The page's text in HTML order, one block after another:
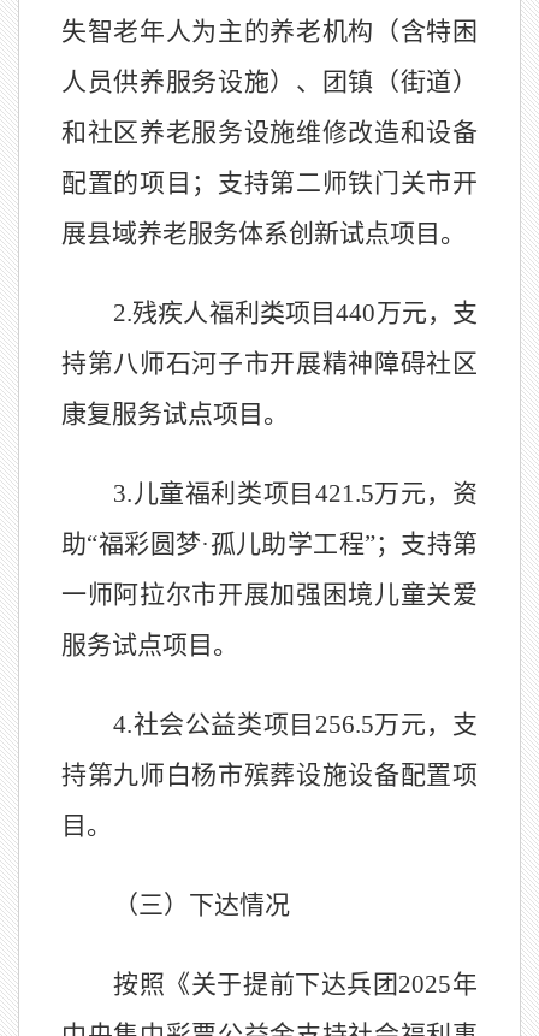
失智老年人为主的养老机构（含特困
人员供养服务设施）、团镇（街道）
和社区养老服务设施维修改造和设备
配置的项目；支持第二师铁门关市开
展县域养老服务体系创新试点项目。
2.残疾人福利类项目440万元，支
持第八师石河子市开展精神障碍社区
康复服务试点项目。
3.儿童福利类项目 421.5万元，资
助“福彩圆梦·孤儿助学工程”；支持第
一师阿拉尔市开展加强困境儿童关爱
服务试点项目。
4.社会公益类项目 256.5万元，支
持第九师白杨市殡葬设施设备配置项
目。
（三）下达情况
按照 《关于提前下达兵团2025年